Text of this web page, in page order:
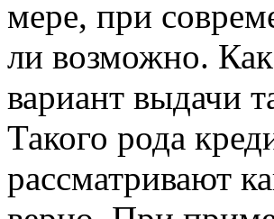
мере, при
ли возможно. Как
вариант выдачи
Такого рода
рассматривают